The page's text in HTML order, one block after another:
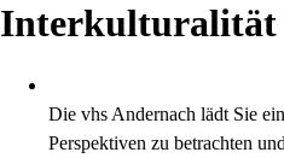
Interkulturalität
Die vhs Andernach lädt Sie
Perspektiven zu betrachten